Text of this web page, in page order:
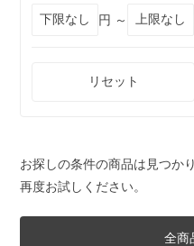
円 ～
リセット
お探しの条件の商品は見つか
再度お試しください。
全商